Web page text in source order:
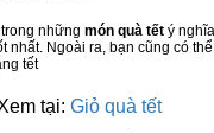
trong những món quà tết ý
nhất. Ngoài ra, bạn cũng có
tết
tại: Giỏ quà tết